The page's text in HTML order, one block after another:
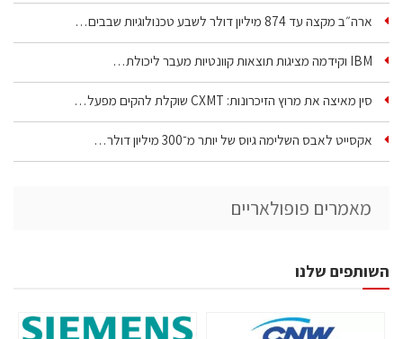
ארה״ב מקצה עד 874 מיליון דולר לשבע טכנולוגיות שבבים…
IBM וקידמה מציגות תוצאות קוונטיות מעבר ליכולת…
סין מאיצה את מרוץ הזיכרונות: CXMT שוקלת להקים מפעל…
אקסייט לאבס השלימה גיוס של יותר מ־300 מיליון דולר…
מאמרים פופולאריים
השותפים שלנו